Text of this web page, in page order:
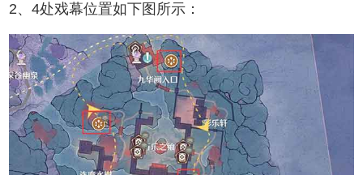
2、4处戏幕位置如下图所示：